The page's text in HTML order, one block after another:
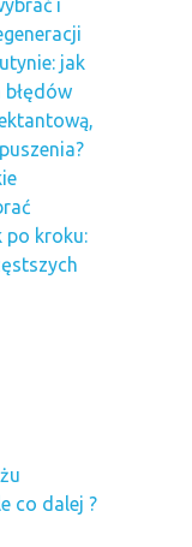
i
jak
po kroku:
co dalej ?